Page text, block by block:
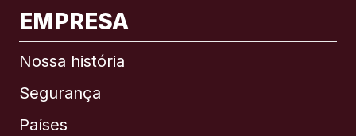
EMPRESA
Nossa história
Segurança
Países